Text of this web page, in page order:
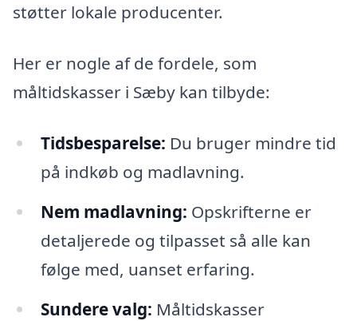
støtter lokale producenter.
Her er nogle af de fordele, som
måltidskasser i Sæby kan tilbyde:
Tidsbesparelse: Du bruger mindre tid
på indkøb og madlavning.
Nem madlavning: Opskrifterne er
detaljerede og tilpasset så alle kan
følge med, uanset erfaring.
Sundere valg: Måltidskasser